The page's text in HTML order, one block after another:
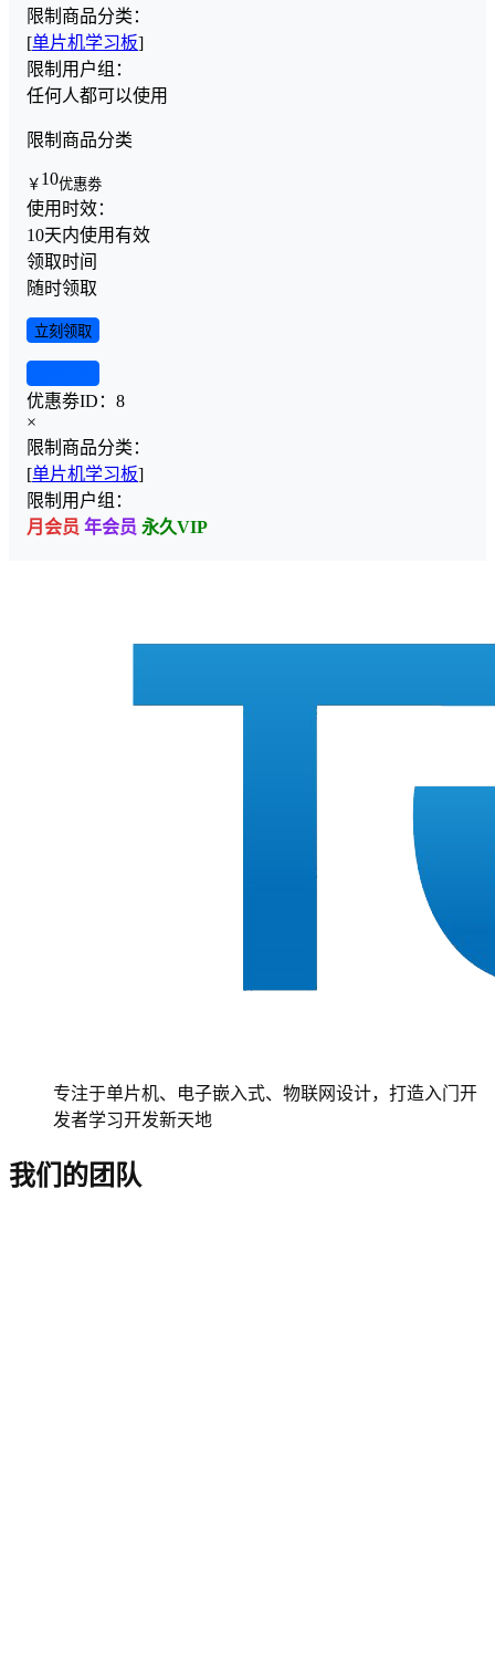
限制商品分类：
[单片机学习板]
限制用户组：
任何人都可以使用
限制商品分类
￥ 10优惠劵
使用时效：
10天内使用有效
领取时间
随时领取
立刻领取
优惠劵ID： 8
×
限制商品分类：
[单片机学习板]
限制用户组：
月会员 年会员 永久VIP
专注于单片机、电子嵌入式、物联网设计，打造入门开
发者学习开发新天地
我们的团队